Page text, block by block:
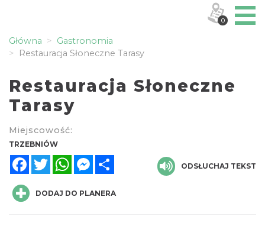
Główna
Gastronomia
Restauracja Słoneczne Tarasy
Restauracja Słoneczne
Tarasy
Miejscowość:
TRZEBNIÓW
FacebookTwitterWhatsAppMessenger
ODSŁUCHAJ TEKST
DODAJ DO PLANERA
0